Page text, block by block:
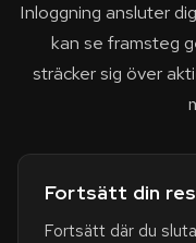
Inloggning ansluter
kan se framsteg
sträcker sig över
Fortsätt din
Fortsätt där du